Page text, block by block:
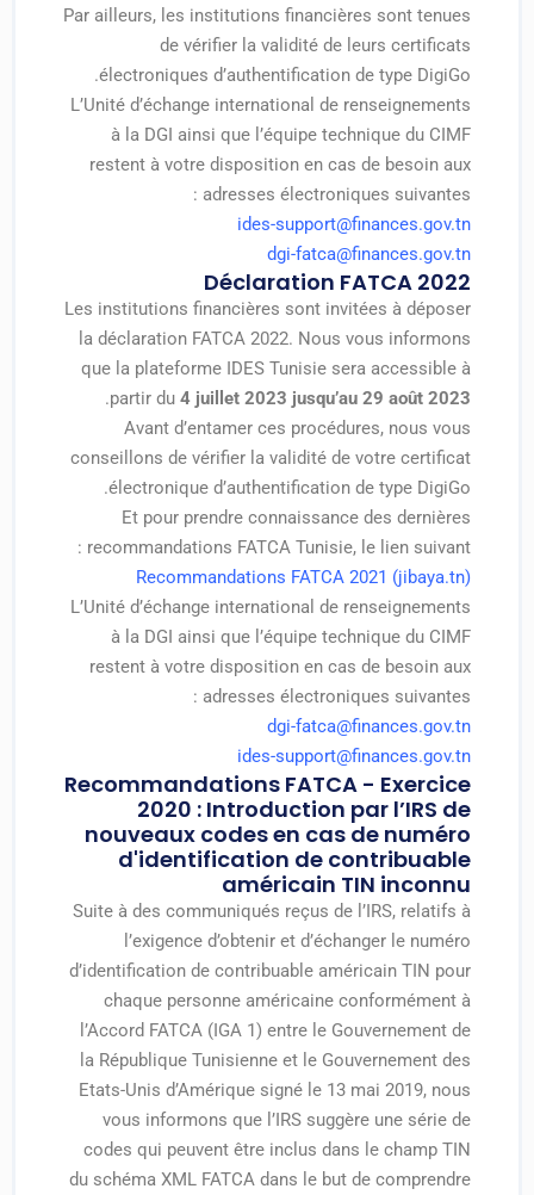
Par ailleurs, les institutions financières sont tenues
de vérifier la validité de leurs certificats
électroniques d’authentification de type DigiGo.
L’Unité d’échange international de renseignements
à la DGI ainsi que l’équipe technique du CIMF
restent à votre disposition en cas de besoin aux
adresses électroniques suivantes :
ides-support@finances.gov.tn
dgi-fatca@finances.gov.tn
Déclaration FATCA 2022
Les institutions financières sont invitées à déposer
la déclaration FATCA 2022. Nous vous informons
que la plateforme IDES Tunisie sera accessible à
partir du 4 juillet 2023 jusqu’au 29 août 2023
.
Avant d’entamer ces procédures, nous vous
conseillons de vérifier la validité de votre certificat
électronique d’authentification de type DigiGo.
Et pour prendre connaissance des dernières
recommandations FATCA Tunisie, le lien suivant :
Recommandations FATCA 2021 (jibaya.tn)
L’Unité d’échange international de renseignements
à la DGI ainsi que l’équipe technique du CIMF
restent à votre disposition en cas de besoin aux
adresses électroniques suivantes :
dgi-fatca@finances.gov.tn
ides-support@finances.gov.tn
Recommandations FATCA - Exercice
2020 : Introduction par l’IRS de
nouveaux codes en cas de numéro
d'identification de contribuable
américain TIN inconnu
Suite à des communiqués reçus de l’IRS, relatifs à
l’exigence d’obtenir et d’échanger le numéro
d’identification de contribuable américain TIN pour
chaque personne américaine conformément à
l’Accord FATCA (IGA 1) entre le Gouvernement de
la République Tunisienne et le Gouvernement des
Etats-Unis d’Amérique signé le 13 mai 2019, nous
vous informons que l’IRS suggère une série de
codes qui peuvent être inclus dans le champ TIN
du schéma XML FATCA dans le but de comprendre